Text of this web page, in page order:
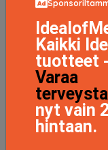
Kaikki
tuotteet
Varaa
nyt vain
hintaan.